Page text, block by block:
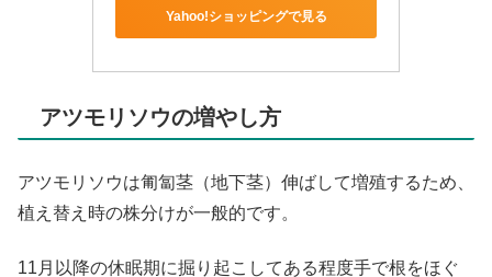
Yahoo!ショッピングで見る
アツモリソウの増やし方
アツモリソウは匍匐茎（地下茎）伸ばして増殖するため、
植え替え時の株分けが一般的です。
11月以降の休眠期に掘り起こしてある程度手で根をほぐ